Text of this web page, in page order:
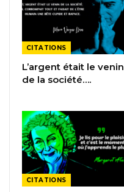
CITATIONS
L’argent était le venin
de la société….
CITATIONS